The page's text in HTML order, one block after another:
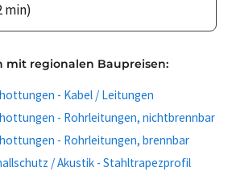
min)
mit regionalen Baupreisen:
- Kabel / Leitungen
- Rohrleitungen, nichtbrennbar
- Rohrleitungen, brennbar
/ Akustik - Stahltrapezprofil